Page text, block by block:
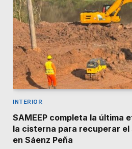
INTERIOR
SAMEEP completa la última
la cisterna para recuperar el
en Sáenz Peña